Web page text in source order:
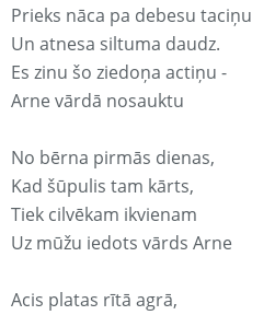
Prieks nāca pa debesu taciņu
Un atnesa siltuma daudz.
Es zinu šo ziedoņa actiņu -
Arne vārdā nosauktu
No bērna pirmās dienas,
Kad šūpulis tam kārts,
Tiek cilvēkam ikvienam
Uz mūžu iedots vārds Arne
Acis platas rītā agrā,